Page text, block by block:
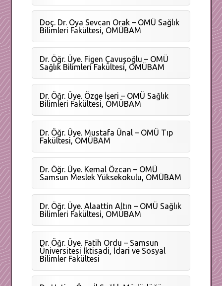
Doç. Dr. Oya Sevcan Orak – OMÜ Sağlık
Bilimleri Fakültesi, OMÜBAM
Dr. Öğr. Üye. Figen Çavuşoğlu – OMÜ
Sağlık Bilimleri Fakültesi, OMÜBAM
Dr. Öğr. Üye. Özge İşeri – OMÜ Sağlık
Bilimleri Fakültesi, OMÜBAM
Dr. Öğr. Üye. Mustafa Ünal – OMÜ Tıp
Fakültesi, OMÜBAM
Dr. Öğr. Üye. Kemal Özcan – OMÜ
Samsun Meslek Yüksekokulu, OMÜBAM
Dr. Öğr. Üye. Alaattin Altın – OMÜ Sağlık
Bilimleri Fakültesi, OMÜBAM
Dr. Öğr. Üye. Fatih Ordu – Samsun
Üniversitesi İktisadi, İdari ve Sosyal
Bilimler Fakültesi